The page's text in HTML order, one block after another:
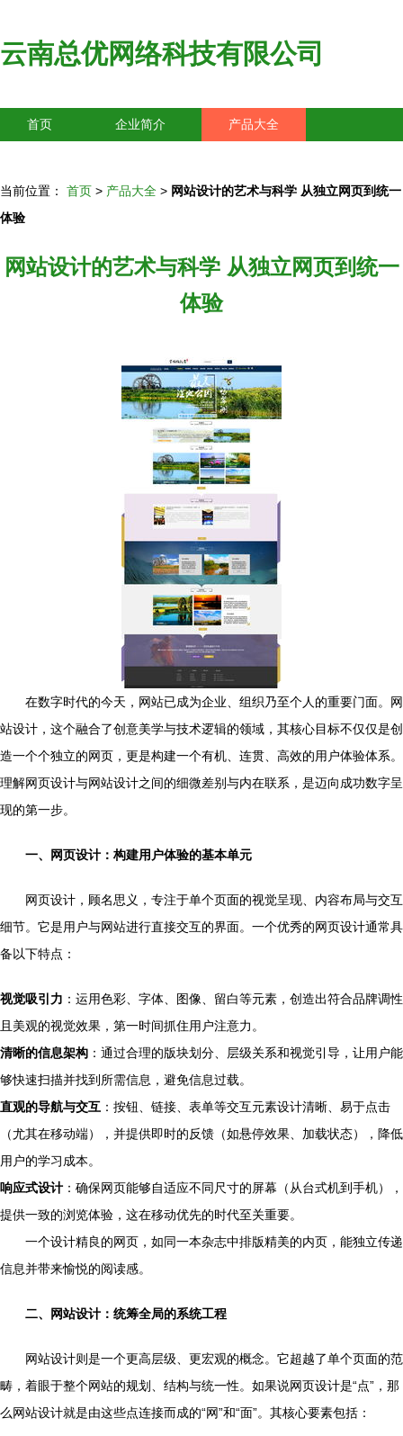
云南总优网络科技有限公司
首页 企业简介 产品大全
当前位置： 首页 > 产品大全 > 网站设计的艺术与科学 从独立网页到统一
体验
网站设计的艺术与科学 从独立网页到统一
体验
在数字时代的今天，网站已成为企业、组织乃至个人的重要门面。网
站设计，这个融合了创意美学与技术逻辑的领域，其核心目标不仅仅是创
造一个个独立的网页，更是构建一个有机、连贯、高效的用户体验体系。
理解网页设计与网站设计之间的细微差别与内在联系，是迈向成功数字呈
现的第一步。
一、网页设计：构建用户体验的基本单元
网页设计，顾名思义，专注于单个页面的视觉呈现、内容布局与交互
细节。它是用户与网站进行直接交互的界面。一个优秀的网页设计通常具
备以下特点：
视觉吸引力 ：运用色彩、字体、图像、留白等元素，创造出符合品牌调性
且美观的视觉效果，第一时间抓住用户注意力。
清晰的信息架构 ：通过合理的版块划分、层级关系和视觉引导，让用户能
够快速扫描并找到所需信息，避免信息过载。
直观的导航与交互 ：按钮、链接、表单等交互元素设计清晰、易于点击
（尤其在移动端），并提供即时的反馈（如悬停效果、加载状态），降低
用户的学习成本。
响应式设计 ：确保网页能够自适应不同尺寸的屏幕（从台式机到手机），
提供一致的浏览体验，这在移动优先的时代至关重要。
一个设计精良的网页，如同一本杂志中排版精美的内页，能独立传递
信息并带来愉悦的阅读感。
二、网站设计：统筹全局的系统工程
网站设计则是一个更高层级、更宏观的概念。它超越了单个页面的范
畴，着眼于整个网站的规划、结构与统一性。如果说网页设计是“点”，那
么网站设计就是由这些点连接而成的“网”和“面”。其核心要素包括：